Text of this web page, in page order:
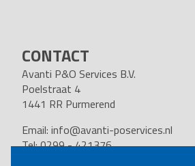
CONTACT
Avanti P&O Services B.V.
Poelstraat 4
1441 RR Purmerend
Email: info@avanti-poservices.nl
Tel: 0299 - 421376